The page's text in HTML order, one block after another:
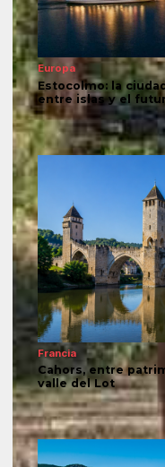
Europa
Estocolmo: la
entre islas y el
Francia
Cahors, entre
valle del Lot